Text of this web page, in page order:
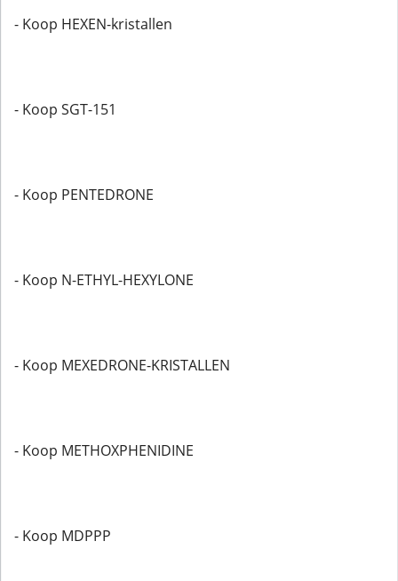
- Koop HEXEN-kristallen
- Koop SGT-151
- Koop PENTEDRONE
- Koop N-ETHYL-HEXYLONE
- Koop MEXEDRONE-KRISTALLEN
- Koop METHOXPHENIDINE
- Koop MDPPP